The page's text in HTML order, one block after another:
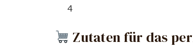
4
Zutaten für das